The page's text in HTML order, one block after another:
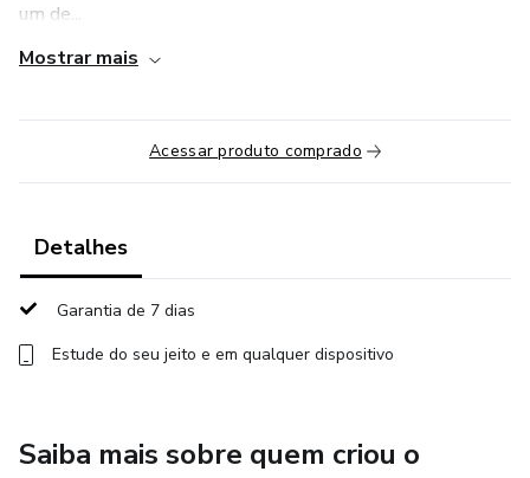
um de...
Mostrar mais
Acessar produto comprado
Detalhes
Garantia de 7 dias
Estude do seu jeito e em qualquer dispositivo
Saiba mais sobre quem criou o